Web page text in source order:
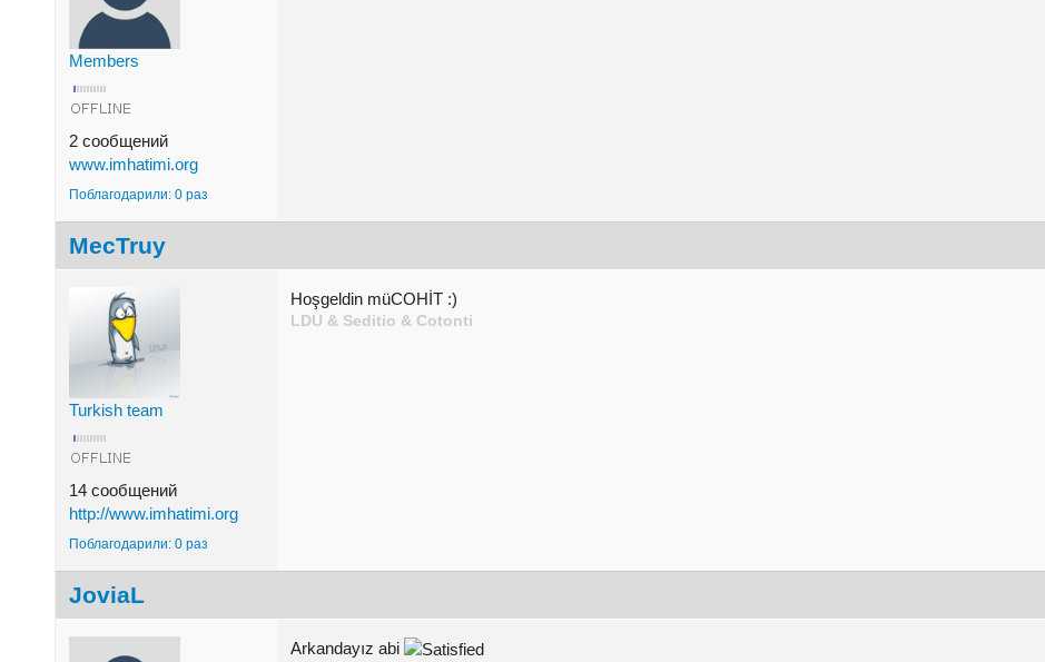
Members
2 сообщений
www.imhatimi.org
Поблагодарили: 0 раз
MecTruy
Turkish team
14 сообщений
http://www.imhatimi.org
Поблагодарили: 0 раз
Hoşgeldin müCOHİT :)
LDU & Seditio & Cotonti
JoviaL
Arkandayız abi